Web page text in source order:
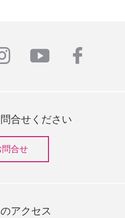
youtube
合せください
問合せ
アクセス